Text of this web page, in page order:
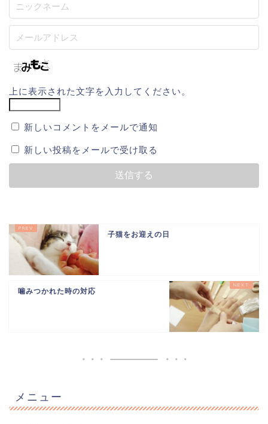
上に表示された文字を入力してください。
新しいコメントをメールで通知
新しい投稿をメールで受け取る
子猫をお迎えの日
噛みつかれた時の対応
メニュー